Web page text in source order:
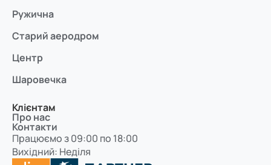
Ружична
Старий аеродром
Центр
Шаровечка
Клієнтам
Про нас
Контакти
Працюємо з 09:00 по 18:00
Вихідний: Неділя